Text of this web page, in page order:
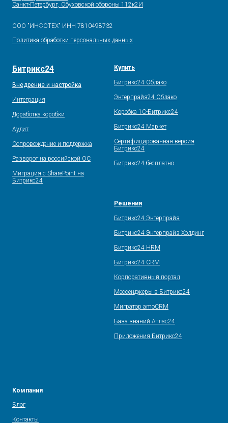
Санкт-Петербург, Обуховской обороны 112к2И
ООО "ИНФОТЕХ" ИНН 7810498732
Политика обработки персональных данных
Битрикс24
Внедрение и настройка
Интеграция
Доработка коробки
Аудит
Сопровождение и поддержка
Разворот на российской ОС
Миграция с SharePoint на
Битрикс24
Купить
Битрикс24 Облако
Энтерпрайз24 Облако
Коробка 1С-Битрикс24
Битрикс24 Маркет
Сертифицированная версия
Битрикс24
Битрикс24 бесплатно
Решения
Битрикс24 Энтерпрайз
Битрикс24 Энтерпрайз Холдинг
Битрикс24 HRM
Битрикс24 CRM
Корпоративный портал
Мессенджеры в Битрикс24
Мигратор amoCRM
База знаний Атлас24
Приложения Битрикс24
Компания
Блог
Контакты